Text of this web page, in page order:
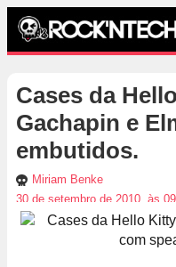
Cases da
Gachapin e
embutidos.
Miriam Benke
30 de setembro de 2010, às